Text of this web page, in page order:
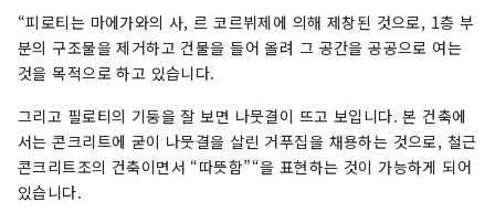
“피로티는 마에가와의 사, 르 코르뷔제에 의해 제창된 것으로, 1층 부
분의 구조물을 제거하고 건물을 들어 올려 그 공간을 공공으로 여는
것을 목적으로 하고 있습니다.
그리고 필로티의 기둥을 잘 보면 나뭇결이 뜨고 보입니다. 본 건축에
서는 콘크리트에 굳이 나뭇결을 살린 거푸집을 채용하는 것으로, 철근
콘크리트조의 건축이면서 “따뜻함”“을 표현하는 것이 가능하게 되어
있습니다.